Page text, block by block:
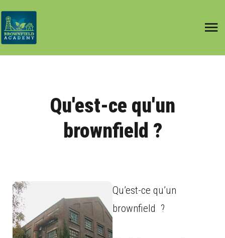
Qu'est-ce qu'un
brownfield ?
Qu’est-ce qu’un
brownfield ?